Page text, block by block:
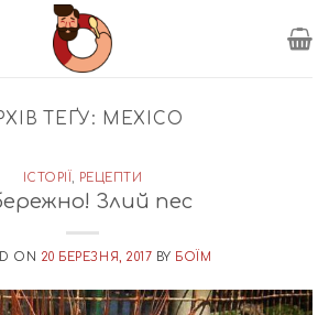
ТЕҐУ: MEXICO
ІСТОРІЇ РЕЦЕПТИ
Злий пес
ON 20 БЕРЕЗНЯ, 2017 BY БОЇМ